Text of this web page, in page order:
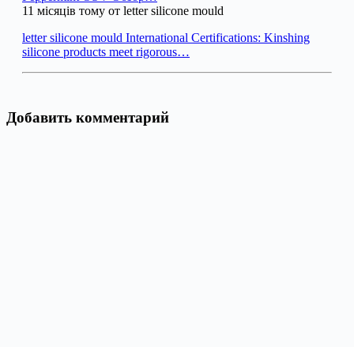
11 місяців тому от letter silicone mould
letter silicone mould International Certifications: Kinshing
silicone products meet rigorous…
Добавить комментарий